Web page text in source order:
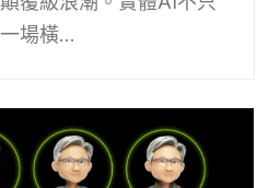
場橫...